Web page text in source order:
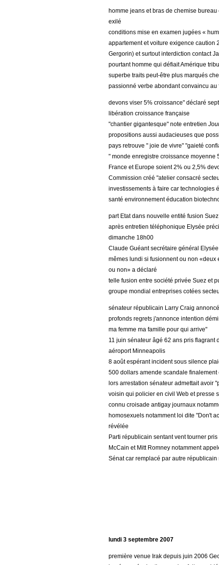
homme jeans et bras de chemise
exilé
conditions mise en examen jugées «
appartement et voiture exigence caution
Gergorin) et surtout interdiction contact
pourtant homme qui défiait Amérique
superbe traits peut-être plus marqués
passionné verbe abondant convaincu
devons viser 5% croissance" déclaré
libération croissance française
"chantier gigantesque" note entretien
propositions aussi audacieuses que
pays retrouve " joie de vivre" "gaieté
" monde enregistre croissance
France et Europe soient 2% ou 2,5%
Commission créé "atelier consacré
investissements à faire car technologies
santé environnement éducation
part Etat dans nouvelle entité fusion
après entretien téléphonique Elysée
dimanche 18h00
Claude Guéant secrétaire général
mêmes lundi si fusionnent ou non
ou non» a déclaré
telle fusion entre société privée Suez et
groupe mondial entreprises cotées
sénateur républicain Larry Craig
profonds regrets j'annonce intention
ma femme ma famille pour qui arrive"
11 juin sénateur âgé 62 ans pris flagrant
aéroport Minneapolis
8 août espérant incident sous silence
500 dollars amende scandale
lors arrestation sénateur admettait avoir
voisin qui policier en civil Web et presse
connu croisade antigay journaux
homosexuels notamment loi dite "Don't
révélée
Parti républicain sentant vent tourner
McCain et Mitt Romney notamment
Sénat car remplacé par autre
lundi 3 septembre 2007
première venue Irak depuis juin 2006